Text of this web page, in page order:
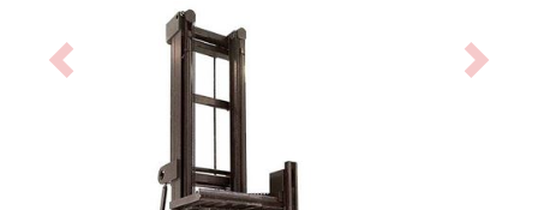
Previous
Next